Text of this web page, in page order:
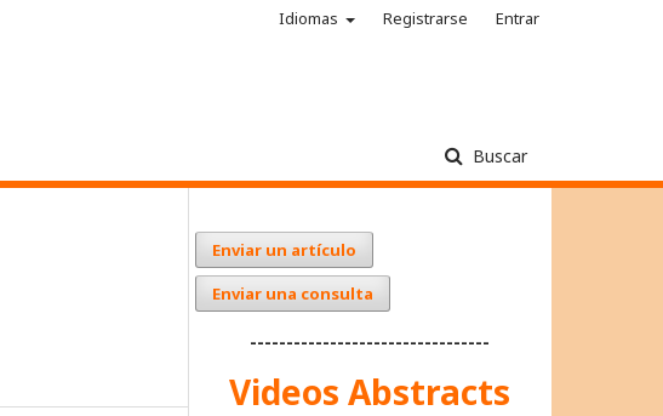
Buscar
Idiomas Registrarse Entrar
Enviar un artículo
Enviar una consulta
---------------------------------
Videos Abstracts